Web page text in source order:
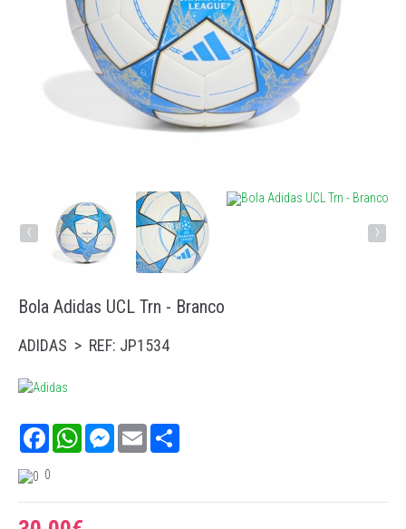
Running
Padel
‹ ›
Bola Adidas UCL Trn - Branco
ADIDAS > REF: JP1534
FacebookWhatsAppMessenger
Email
0